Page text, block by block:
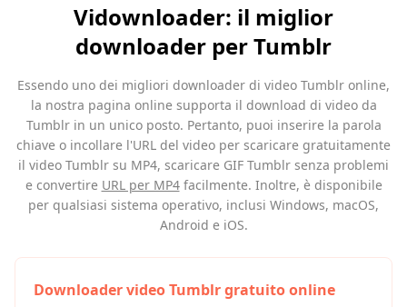
Vidownloader: il miglior
downloader per Tumblr
Essendo uno dei migliori downloader di video Tumblr online,
la nostra pagina online supporta il download di video da
Tumblr in un unico posto. Pertanto, puoi inserire la parola
chiave o incollare l'URL del video per scaricare gratuitamente
il video Tumblr su MP4, scaricare GIF Tumblr senza problemi
e convertire URL per MP4facilmente. Inoltre, è disponibile
per qualsiasi sistema operativo, inclusi Windows, macOS,
Android e iOS.
Downloader video Tumblr gratuito online